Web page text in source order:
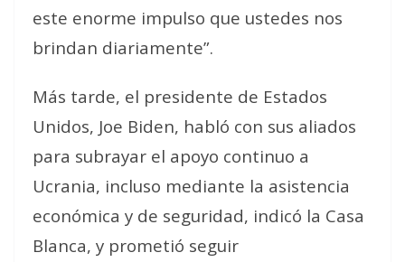
este enorme impulso que ustedes nos
brindan diariamente”.
Más tarde, el presidente de Estados
Unidos, Joe Biden, habló con sus aliados
para subrayar el apoyo continuo a
Ucrania, incluso mediante la asistencia
económica y de seguridad, indicó la Casa
Blanca, y prometió seguir